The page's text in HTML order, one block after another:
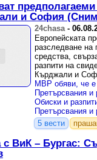
и София
24chasa-
Европейската
разследване на
средства,
разпити на
Кърджали и
5 вести
ВиК – Бургас: